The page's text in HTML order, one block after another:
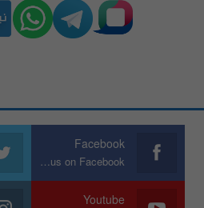
Facebook
Join us on Facebook
Youtube